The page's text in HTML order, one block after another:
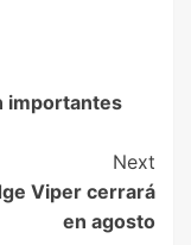
importantes
Next
Viper cerrará
en agosto